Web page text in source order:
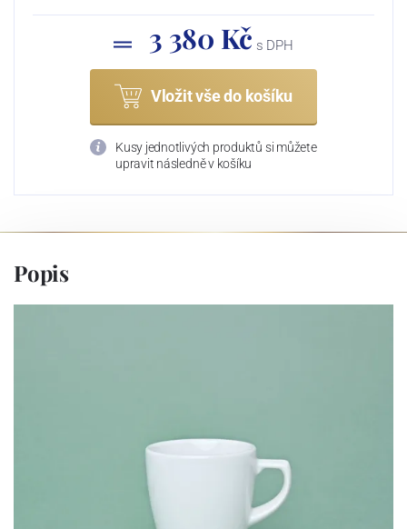
3 380 Kč s DPH
Vložit vše do košíku
Kusy jednotlivých produktů si můžete
upravit následně v košíku
Popis